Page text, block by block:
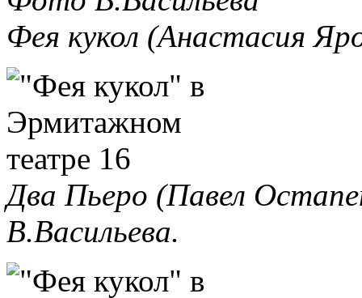
Фея кукол (Анастасия
Два Пьеро (Павел
В.Васильева.